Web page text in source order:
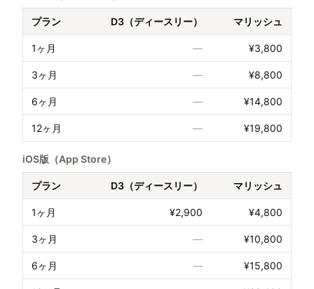
プラン D3（ディースリー） マリッシュ
1ヶ月 — ¥3,800
3ヶ月 — ¥8,800
6ヶ月 — ¥14,800
12ヶ月 — ¥19,800
iOS版（App Store）
プラン D3（ディースリー） マリッシュ
1ヶ月 ¥2,900 ¥4,800
3ヶ月 — ¥10,800
6ヶ月 — ¥15,800